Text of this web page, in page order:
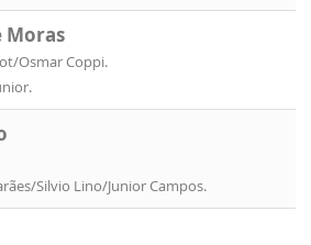
Moras
Osmar Coppi.
Silvio Lino/Junior Campos.